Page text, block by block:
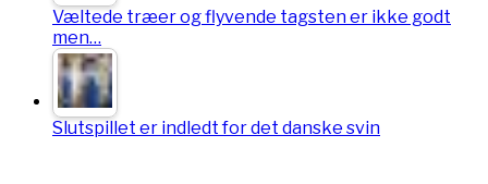
Væltede træer og flyvende tagsten er ikke godt
men…
Slutspillet er indledt for det danske svin